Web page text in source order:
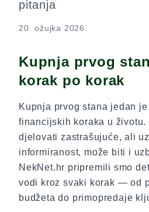
pitanja
20. ožujka 2026.
Kupnja prvog
korak po korak
Kupnja prvog stana jedan
financijskih koraka u životu.
djelovati zastrašujuće, ali
informiranost, može biti i
NekNet.hr pripremili smo
vodi kroz svaki korak — od
budžeta do primopredaje